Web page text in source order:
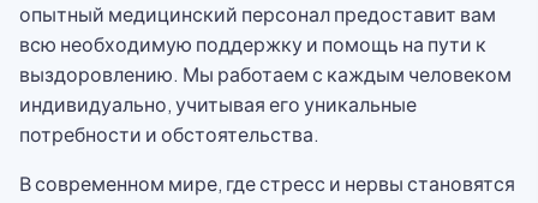
опытный медицинский персонал предоставит вам
всю необходимую поддержку и помощь на пути к
выздоровлению. Мы работаем с каждым человеком
индивидуально, учитывая его уникальные
потребности и обстоятельства.
В современном мире, где стресс и нервы становятся